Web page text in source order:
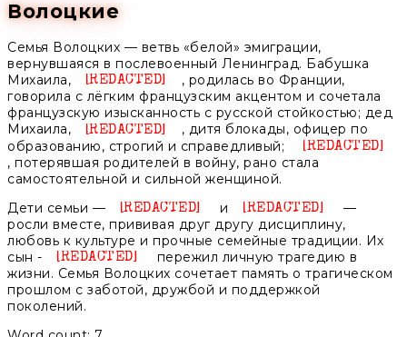
Волоцкие
Семья Волоцких — ветвь «белой» эмиграции,
вернувшаяся в послевоенный Ленинград. Бабушка
Михаила,
Unknown
, родилась во Франции,
говорила с лёгким французским акцентом и сочетала
французскую изысканность с русской стойкостью; дед
Михаила,
Unknown
, дитя блокады, офицер по
образованию, строгий и справедливый;
, потерявшая родителей в войну, рано стала
самостоятельной и сильной женщиной.
Дети семьи —
Unknown
и Unknown
—
росли вместе, прививая друг другу дисциплину,
любовь к культуре и прочные семейные традиции. Их
сын -
Unknown
пережил личную трагедию в
жизни. Семья Волоцких сочетает память о трагическом
прошлом с заботой, дружбой и поддержкой
поколений.